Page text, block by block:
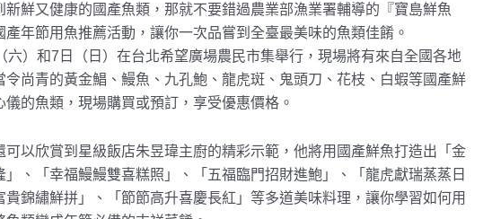
新鮮又健康的國產魚類，那就不要錯過農業部漁業署輔導的『寶島鮮魚
產年節用魚推薦活動，讓你一次品嘗到全臺最美味的魚類佳餚。
六）和7日（日）在台北希望廣場農民市集舉行，現場將有來自全國各地
令尚青的黃金鯧、鰻魚、九孔鮑、龍虎斑、鬼頭刀、花枝、白蝦等國產鮮
儀的魚類，現場購買或預訂，享受優惠價格。
可以欣賞到星級飯店朱昱瑋主廚的精彩示範，他將用國產鮮魚打造出「金
」、「幸福鰻鰻雙喜糕照」、「五福臨門招財進鮑」、「龍虎獻瑞蒸蒸日
貴錦繡鮮拼」、「節節高升喜慶長紅」等多道美味料理，讓你學習如何用